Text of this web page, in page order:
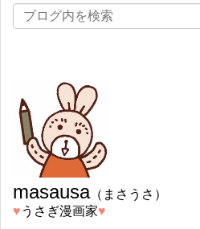
masausa（まさうさ）
♥︎ うさぎ漫画家♥︎